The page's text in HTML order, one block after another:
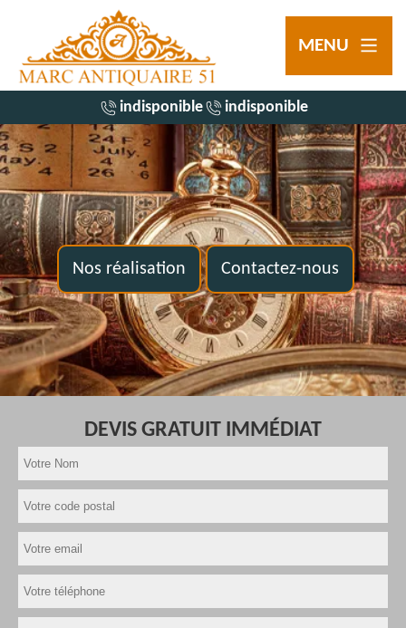
MENU
indisponible indisponible
Nos réalisation Contactez-nous
DEVIS GRATUIT IMMÉDIAT